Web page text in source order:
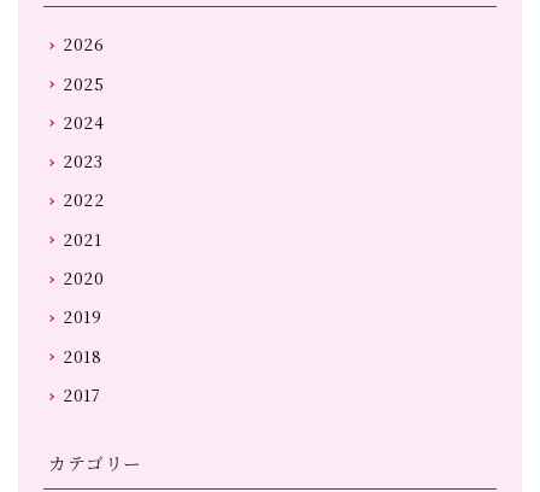
2026
2025
2024
2023
2022
2021
2020
2019
2018
2017
カテゴリー